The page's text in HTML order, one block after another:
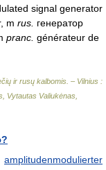
signal generator
m rus. генератор
pranc. générateur de
ir rusų kalbomis. – Vilnius :
Vytautas Valiukėnas,
amplitudenmodulierter